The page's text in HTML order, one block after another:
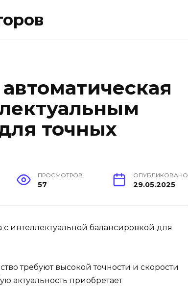
точных
ПРОСМОТРОВ
57
ОПУБЛИКОВАНО
29.05.2025
интеллектуальной балансировкой для
требуют высокой точности и скорости
актуальность приобретает